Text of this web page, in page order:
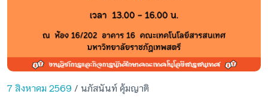
7 สิงหาคม 2569 / นภัสนันท์ คุ้มญาติ